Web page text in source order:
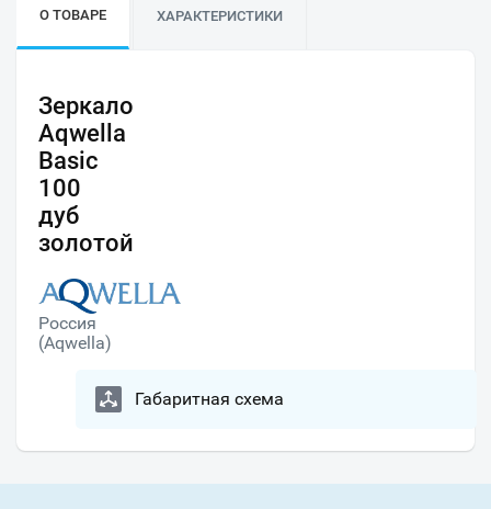
О ТОВАРЕ ХАРАКТЕРИСТИКИ
Зеркало
Aqwella
Basic
100
дуб
золотой
Россия
(Aqwella)
Габаритная схема